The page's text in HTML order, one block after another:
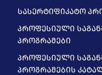
ᲡᲐᲡᲔᲠᲢᲘᲤᲘᲙᲐᲢᲝ
ᲞᲠᲝᲤᲔᲡᲘᲣᲚᲘ
ᲞᲠᲝᲒᲠᲐᲛᲔᲑᲘ
ᲞᲠᲝᲤᲔᲡᲘᲣᲚᲘ
ᲞᲠᲝᲒᲠᲐᲛᲔᲑᲘᲡ